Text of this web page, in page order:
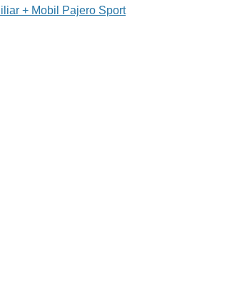
+ Mobil Pajero Sport